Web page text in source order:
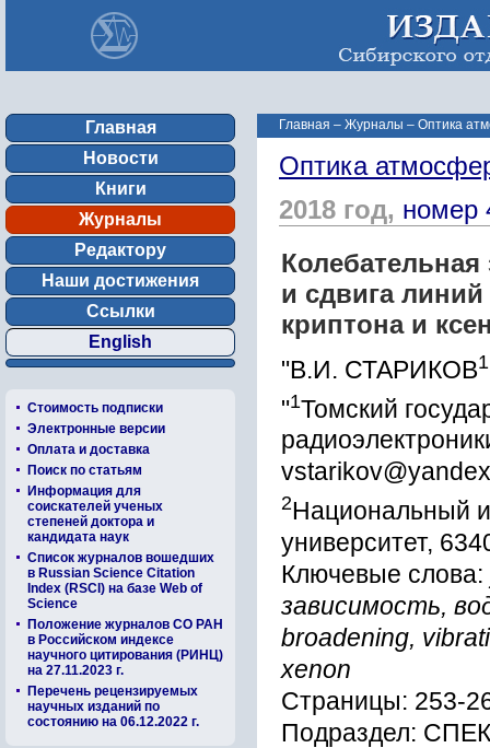
Главная
Новости
Книги
Журналы
Редактору
Наши достижения
Ссылки
English
Стоимость подписки
Электронные версии
Оплата и доставка
Поиск по статьям
Информация для
соискателей ученых
степеней доктора и
кандидата наук
Список журналов вошедших
в Russian Science Citation
Index (RSCI) на базе Web of
Science
Положение журналов СО РАН
в Российском индексе
научного цитирования (РИНЦ)
на 27.11.2023 г.
Перечень рецензируемых
научных изданий по
состоянию на 06.12.2022 г.
Главная – Журналы – Оптика
Оптика
2018 год, номер
и сдвига
криптона и
"В.И. СТАРИКОВ
"1Томский
2Национальный
университет,
Ключевые слова:
зависимость,
broadening,
xenon
Страницы: 253-
Подраздел: